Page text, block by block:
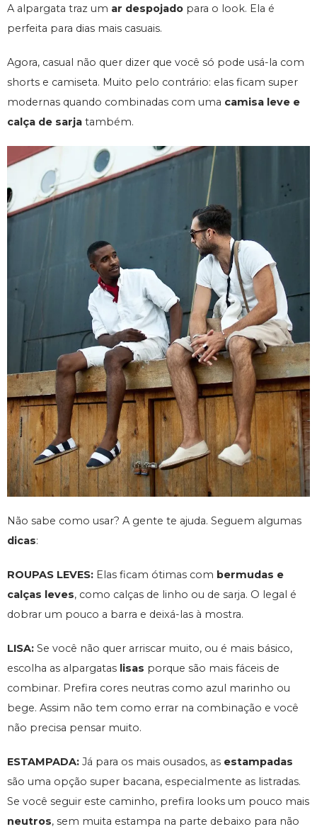
A alpargata traz um ar despojado para o look. Ela é
perfeita para dias mais casuais.
Agora, casual não quer dizer que você só pode usá-la com
shorts e camiseta. Muito pelo contrário: elas ficam super
modernas quando combinadas com uma camisa leve e
calça de sarja também.
Não sabe como usar? A gente te ajuda. Seguem algumas
dicas:
ROUPAS LEVES: Elas ficam ótimas com bermudas e
calças leves, como calças de linho ou de sarja. O legal é
dobrar um pouco a barra e deixá-las à mostra.
LISA: Se você não quer arriscar muito, ou é mais básico,
escolha as alpargatas lisas porque são mais fáceis de
combinar. Prefira cores neutras como azul marinho ou
bege. Assim não tem como errar na combinação e você
não precisa pensar muito.
ESTAMPADA: Já para os mais ousados, as estampadas
são uma opção super bacana, especialmente as listradas.
Se você seguir este caminho, prefira looks um pouco mais
neutros, sem muita estampa na parte debaixo para não